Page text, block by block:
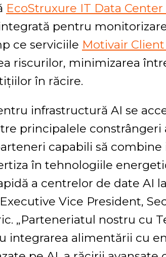
EcoStruxure IT Data
pentru
ce serviciile Motivair
riscurilor, minimizarea
în răcire.
infrastructură AI se
principalele constrângeri
capabili să
în tehnologiile
a centrelor de date AI la
Vice President,
„Parteneriatul nostru cu
integrarea alimentării cu